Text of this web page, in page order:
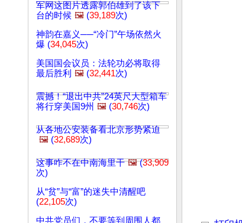
军网这图片透露郭伯雄到了该下
台的时候 🖼️ (39,189次)
神韵在嘉义──“冷门”午场依然火
爆 (34,045次)
美国国会议员：法轮功必将取得
最后胜利 🖼️ (32,441次)
震撼！“退出中共”24英尺大型箱车
将行穿美国9州 🖼️ (30,746次)
从各地公安装备看北京形势紧迫
🖼️ (32,689次)
这事咋不在中南海里干 🖼️(33,909
次)
从“贫”与“富”的迷失中清醒吧
(22,105次)
中共党员们，不要等到周围人都